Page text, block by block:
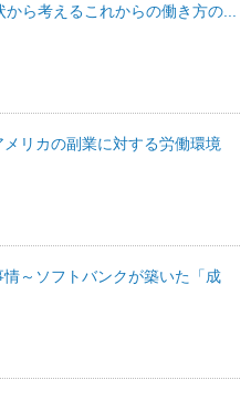
ら考えるこれからの働き方の...
メリカの副業に対する労働環境
～ソフトバンクが築いた「成